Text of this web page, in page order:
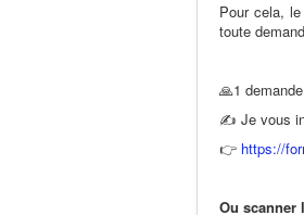
Pour cela,
toute
🙏1
✍️ Je vous
👉 https://
Ou scanner